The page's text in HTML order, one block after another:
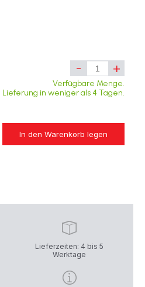
- +
Verfügbare Menge.
Lieferung in weniger als 4 Tagen.
In den Warenkorb legen
Lieferzeiten: 4 bis 5
Werktage